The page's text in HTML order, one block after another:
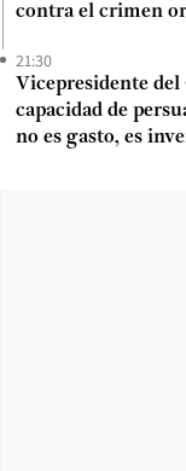
contra el crimen
21:30
Vicepresidente del
capacidad de
no es gasto, es